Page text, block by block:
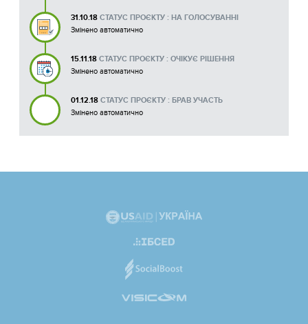
31.10.18 СТАТУС ПРОЄКТУ : НА ГОЛОСУВАННІ
Змінено автоматично
15.11.18 СТАТУС ПРОЄКТУ : ОЧІКУЄ РІШЕННЯ
Змінено автоматично
01.12.18 СТАТУС ПРОЄКТУ : БРАВ УЧАСТЬ
Змінено автоматично